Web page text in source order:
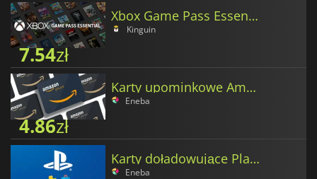
Xbox Game Pass Essential
Kinguin
7.54zł
Karty upominkowe Amazon w polskich złotych
Eneba
4.86zł
Karty doładowujące PlayStation Network w złotych polskich
Eneba